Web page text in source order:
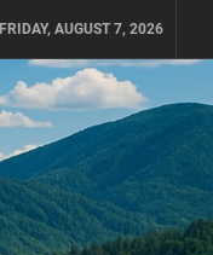
FRIDAY, AUGUST 7, 2026